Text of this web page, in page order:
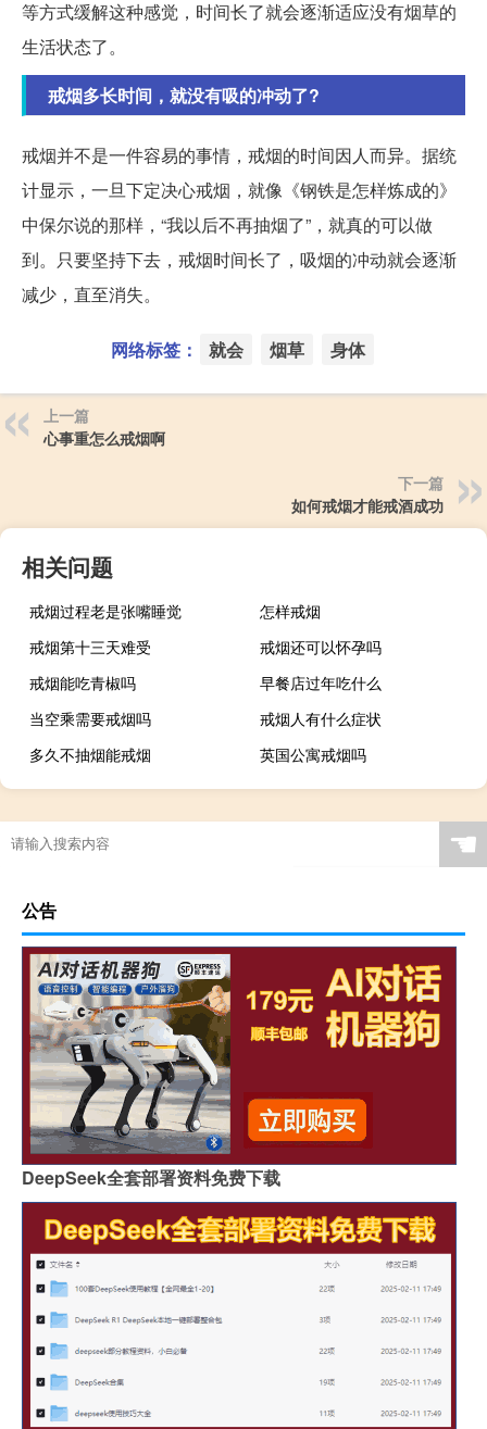
等方式缓解这种感觉，时间长了就会逐渐适应没有烟草的
生活状态了。
戒烟多长时间，就没有吸的冲动了?
戒烟并不是一件容易的事情，戒烟的时间因人而异。据统
计显示，一旦下定决心戒烟，就像《钢铁是怎样炼成的》
中保尔说的那样，“我以后不再抽烟了”，就真的可以做
到。只要坚持下去，戒烟时间长了，吸烟的冲动就会逐渐
减少，直至消失。
网络标签： 就会 烟草 身体
上一篇
心事重怎么戒烟啊
下一篇
如何戒烟才能戒酒成功
相关问题
戒烟过程老是张嘴睡觉
怎样戒烟
戒烟第十三天难受
戒烟还可以怀孕吗
戒烟能吃青椒吗
早餐店过年吃什么
当空乘需要戒烟吗
戒烟人有什么症状
多久不抽烟能戒烟
英国公寓戒烟吗
☚
公告
DeepSeek全套部署资料免费下载